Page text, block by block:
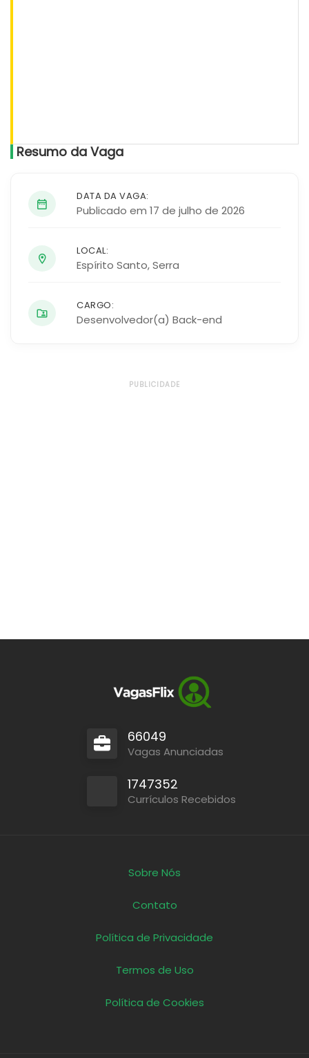
Resumo da Vaga
DATA DA VAGA:
Publicado em 17 de julho de 2026
LOCAL:
Espírito Santo,Serra
CARGO:
Desenvolvedor(a) Back-end
PUBLICIDADE
66049
Vagas Anunciadas
1747352
Currículos Recebidos
Sobre Nós
Contato
Política de Privacidade
Termos de Uso
Política de Cookies